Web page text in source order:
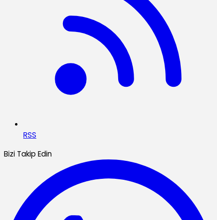
RSS
Bizi Takip Edin